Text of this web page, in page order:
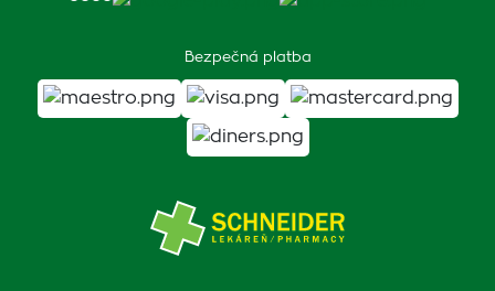
Bezpečná platba